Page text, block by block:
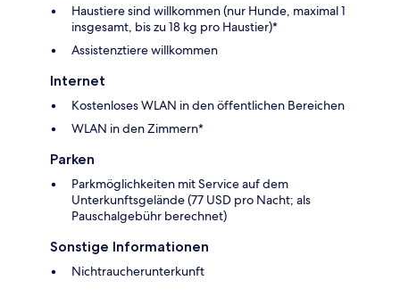
Haustiere sind willkommen (nur Hunde, maximal 1
insgesamt, bis zu 18 kg pro Haustier)*
Assistenztiere willkommen
Internet
Kostenloses WLAN in den öffentlichen Bereichen
WLAN in den Zimmern*
Parken
Parkmöglichkeiten mit Service auf dem
Unterkunftsgelände (77 USD pro Nacht; als
Pauschalgebühr berechnet)
Sonstige Informationen
Nichtraucherunterkunft